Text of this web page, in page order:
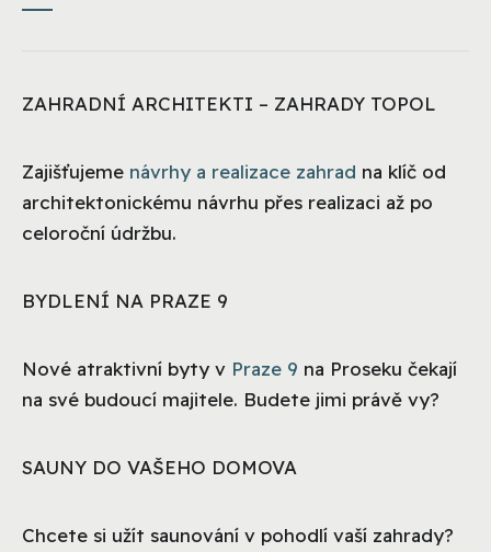
ZAHRADNÍ ARCHITEKTI – ZAHRADY TOPOL
Zajišťujeme návrhy a realizace zahrad na klíč od
architektonickému návrhu přes realizaci až po
celoroční údržbu.
BYDLENÍ NA PRAZE 9
Nové atraktivní byty v Praze 9 na Proseku čekají
na své budoucí majitele. Budete jimi právě vy?
SAUNY DO VAŠEHO DOMOVA
Chcete si užít saunování v pohodlí vaší zahrady?